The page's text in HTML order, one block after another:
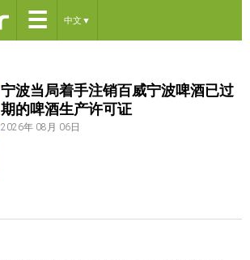
☰ 中文 ▼
宁波当局着手注销百威宁波啤酒已过
期的啤酒生产许可证
2026年 08月 06日